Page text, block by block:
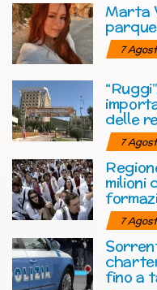
Marta
7
delle
7
milioni
7
fino a